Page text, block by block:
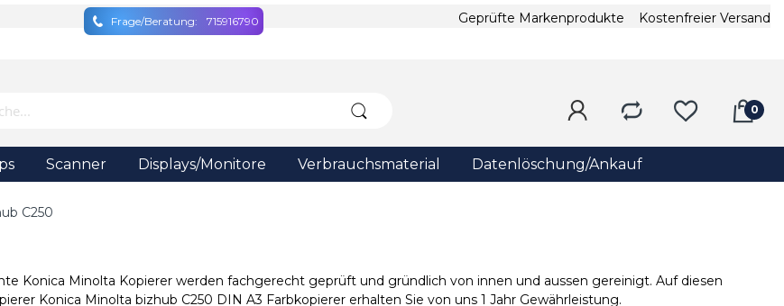
Frage/Beratung: 715916790 Geprüfte Markenprodukte Kostenfreier Versand
Scanner Displays/Monitore Verbrauchsmaterial Datenlöschung/Ankauf
C250
Konica Minolta Kopierer werden fachgerecht geprüft und gründlich von innen und aussen gereinigt. Auf diesen
Konica Minolta bizhub C250 DIN A3 Farbkopierer erhalten Sie von uns 1 Jahr Gewährleistung.